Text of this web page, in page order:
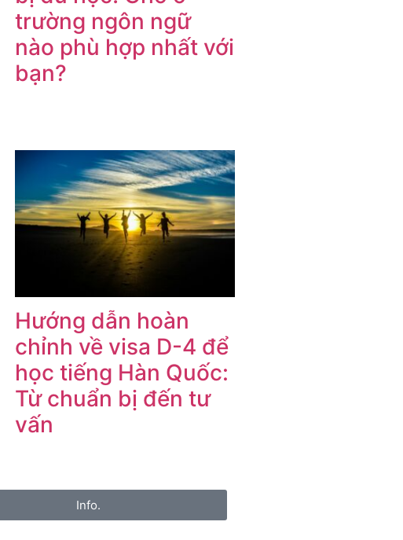
trường ngôn ngữ
nào phù hợp nhất với
bạn?
Hướng dẫn hoàn
chỉnh về visa D-4 để
học tiếng Hàn Quốc:
Từ chuẩn bị đến tư
vấn
Info.